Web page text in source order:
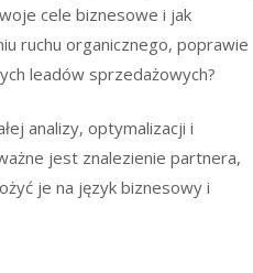
cele biznesowe i jak
ruchu organicznego, poprawie
leadów sprzedażowych?
analizy, optymalizacji i
jest znalezienie partnera,
je na język biznesowy i